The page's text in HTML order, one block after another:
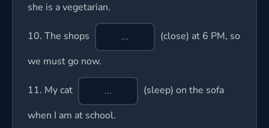
she is a vegetarian.
10. The shops
(close) at 6 PM, so
we must go now.
11. My cat
(sleep) on the sofa
when I am at school.